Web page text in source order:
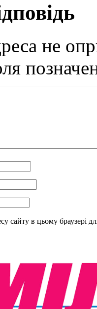
не
сайту в цьому браузері